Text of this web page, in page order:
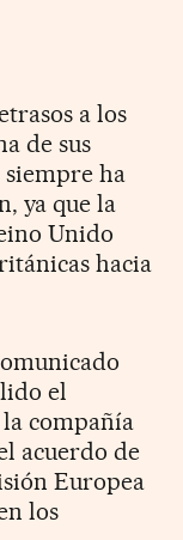
a los
de sus
siempre ha
ya que la
Unido
hacia
el
compañía
acuerdo de
Europea
los